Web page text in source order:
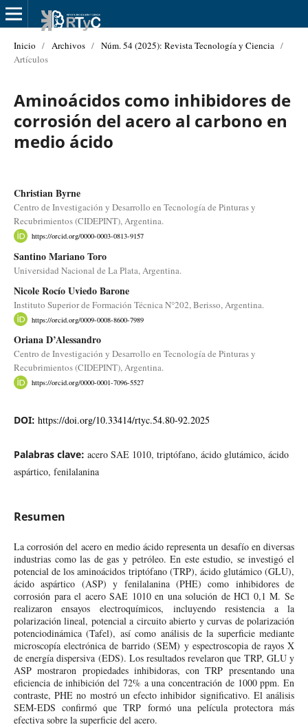
Inicio / Archivos / Núm. 54 (2025): Revista Tecnología y Ciencia /
Artículos
Aminoácidos como inhibidores de
corrosión del acero al carbono en
medio ácido
Christian Byrne
Centro de Investigación y Desarrollo en Tecnología de Pinturas y
Recubrimientos (CIDEPINT), Argentina.
https://orcid.org/0000-0003-0813-9157
Santino Mariano Toro
Universidad Nacional de La Plata, Argentina.
Nicole Rocío Uviedo Barone
Instituto Superior de Formación Técnica N°202, Berisso, Argentina.
https://orcid.org/0009-0008-8600-7989
Oriana D’Alessandro
Centro de Investigación y Desarrollo en Tecnología de Pinturas y
Recubrimientos (CIDEPINT), Argentina.
https://orcid.org/0000-0001-7096-5527
DOI: https://doi.org/10.33414/rtyc.54.80-92.2025
Palabras clave: acero SAE 1010, triptófano, ácido glutámico, ácido
aspártico, fenilalanina
Resumen
La corrosión del acero en medio ácido representa un desafío en diversas
industrias como las de gas y petróleo. En este estudio, se investigó el
potencial de los aminoácidos triptófano (TRP), ácido glutámico (GLU),
ácido aspártico (ASP) y fenilalanina (PHE) como inhibidores de
corrosión para el acero SAE 1010 en una solución de HCl 0,1 M. Se
realizaron ensayos electroquímicos, incluyendo resistencia a la
polarización lineal, potencial a circuito abierto y curvas de polarización
potenciodinámica (Tafel), así como análisis de la superficie mediante
microscopía electrónica de barrido (SEM) y espectroscopia de rayos X
de energía dispersiva (EDS). Los resultados revelaron que TRP, GLU y
ASP mostraron propiedades inhibidoras, con TRP presentando una
eficiencia de inhibición del 72% a una concentración de 1000 ppm. En
contraste, PHE no mostró un efecto inhibidor significativo. El análisis
SEM-EDS confirmó que TRP formó una película protectora más
efectiva sobre la superficie del acero.